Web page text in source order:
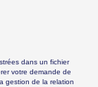
dans un fichier
votre demande de
gestion de la relation